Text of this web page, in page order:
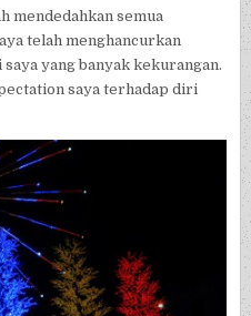
mendedahkan semua
telah menghancurkan
yang banyak kekurangan.
saya terhadap diri